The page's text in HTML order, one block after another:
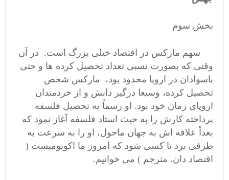
بخش سوم
سهم مارکس در اقتصاد خیلی بزرگ است. در آن
وقتی که بصورت نسبی تعداد تحصیل کرده ها و حتی
باسوادان در اروپا محدود بود، مارکس شخص
تحصیل کرده، وسیعا درگیر دانش و از خردمندان
اروپای زمان خود بود. او رسماً به تحصیل فلسفه
پرداخته کارش را به حیث استاد فلسفه آغاز نمود که
بعداً علاقه اش به جهان ماحول، او را به سرعت به
طرفی برد تا کسی شود که امروز ما اکونومیست (
اقتصاد دان. مترجم ) می خوانیم.